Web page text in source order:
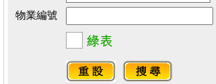
物業編號